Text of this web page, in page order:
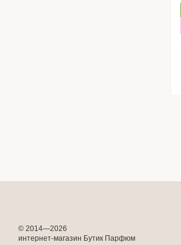
© 2014—2026
интернет-магазин Бутик Парфюм